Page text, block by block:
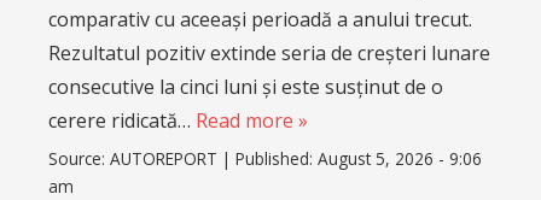
comparativ cu aceeași perioadă a anului trecut.
Rezultatul pozitiv extinde seria de creșteri lunare
consecutive la cinci luni și este susținut de o
cerere ridicată… Read more »
Source: AUTOREPORT | Published: August 5, 2026 - 9:06
am